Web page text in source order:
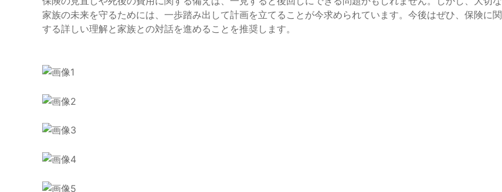
家族の未来を守るためには、一歩踏み出して計画を立てることが今求められています。今後はぜひ、保険に関
する詳しい理解と家族との対話を進めることを推奨します。